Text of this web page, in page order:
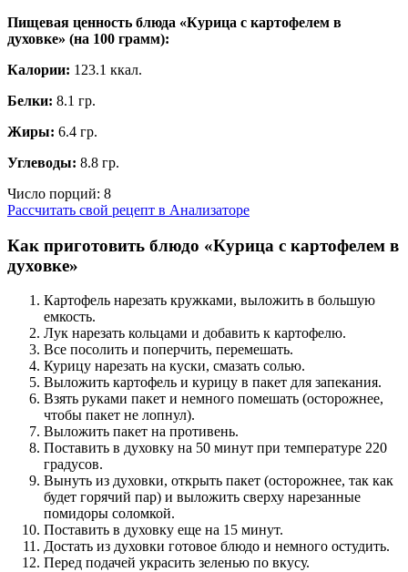
Пищевая ценность блюда «Курица с картофелем в
духовке» (на 100 грамм):
Калории: 123.1 ккал.
Белки: 8.1 гр.
Жиры: 6.4 гр.
Углеводы: 8.8 гр.
Число порций: 8
Рассчитать свой рецепт в Анализаторе
Как приготовить блюдо «Курица с картофелем в
духовке»
Картофель нарезать кружками, выложить в большую
емкость.
Лук нарезать кольцами и добавить к картофелю.
Все посолить и поперчить, перемешать.
Курицу нарезать на куски, смазать солью.
Выложить картофель и курицу в пакет для запекания.
Взять руками пакет и немного помешать (осторожнее,
чтобы пакет не лопнул).
Выложить пакет на противень.
Поставить в духовку на 50 минут при температуре 220
градусов.
Вынуть из духовки, открыть пакет (осторожнее, так как
будет горячий пар) и выложить сверху нарезанные
помидоры соломкой.
Поставить в духовку еще на 15 минут.
Достать из духовки готовое блюдо и немного остудить.
Перед подачей украсить зеленью по вкусу.